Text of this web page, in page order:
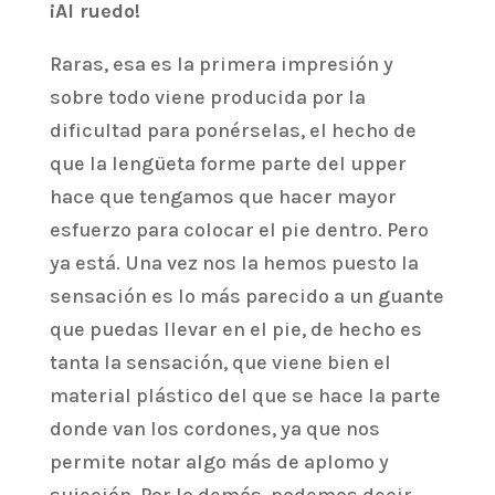
¡Al ruedo!
Raras, esa es la primera impresión y
sobre todo viene producida por la
dificultad para ponérselas, el hecho de
que la lengüeta forme parte del upper
hace que tengamos que hacer mayor
esfuerzo para colocar el pie dentro. Pero
ya está. Una vez nos la hemos puesto la
sensación es lo más parecido a un guante
que puedas llevar en el pie, de hecho es
tanta la sensación, que viene bien el
material plástico del que se hace la parte
donde van los cordones, ya que nos
permite notar algo más de aplomo y